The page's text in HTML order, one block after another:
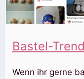
Bastel-
Wenn ihr gerne